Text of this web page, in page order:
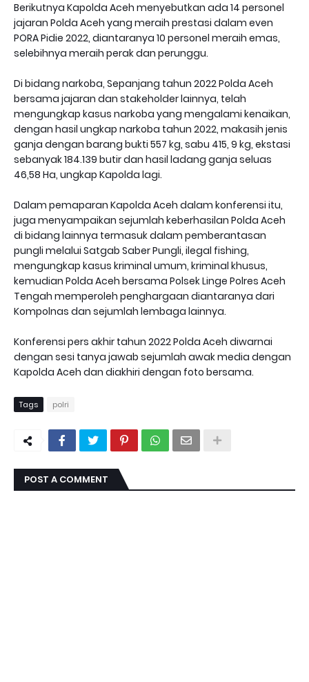
Berikutnya Kapolda Aceh menyebutkan ada 14 personel
jajaran Polda Aceh yang meraih prestasi dalam even
PORA Pidie 2022, diantaranya 10 personel meraih emas,
selebihnya meraih perak dan perunggu.
Di bidang narkoba, Sepanjang tahun 2022 Polda Aceh
bersama jajaran dan stakeholder lainnya, telah
mengungkap kasus narkoba yang mengalami kenaikan,
dengan hasil ungkap narkoba tahun 2022, makasih jenis
ganja dengan barang bukti 557 kg, sabu 415, 9 kg, ekstasi
sebanyak 184.139 butir dan hasil ladang ganja seluas
46,58 Ha, ungkap Kapolda lagi.
Dalam pemaparan Kapolda Aceh dalam konferensi itu,
juga menyampaikan sejumlah keberhasilan Polda Aceh
di bidang lainnya termasuk dalam pemberantasan
pungli melalui Satgab Saber Pungli, ilegal fishing,
mengungkap kasus kriminal umum, kriminal khusus,
kemudian Polda Aceh bersama Polsek Linge Polres Aceh
Tengah memperoleh penghargaan diantaranya dari
Kompolnas dan sejumlah lembaga lainnya.
Konferensi pers akhir tahun 2022 Polda Aceh diwarnai
dengan sesi tanya jawab sejumlah awak media dengan
Kapolda Aceh dan diakhiri dengan foto bersama.
Tags polri
POST A COMMENT